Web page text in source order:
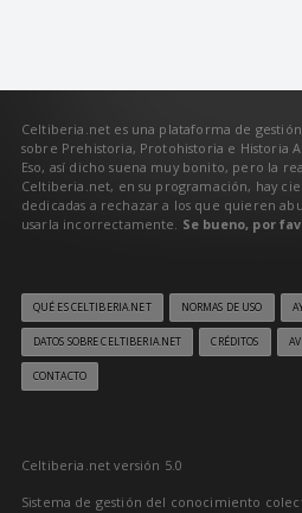
Celtiberia.net es una plataforma de
sobre Prehistoria, Protohistoria e Historia
Eso, así dicho suena muy bonito, pero la
Celtiberia.net, en su programación, hay
dedicadas a rechazar a los que quieren
usarla incorrectamente. Se bueno, por
QUÉ ES CELTIBERIA.NET NORMAS DE USO
DATOS SOBRE CELTIBERIA.NET CRÉDITOS
CONTACTO
Celtiberia.net versión 5.0
Sistema de gestión del conocimiento